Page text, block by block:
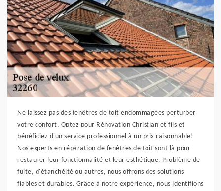
Ne laissez pas des fenêtres de toit endommagées perturber
votre confort. Optez pour Rénovation Christian et fils et
bénéficiez d'un service professionnel à un prix raisonnable!
Nos experts en réparation de fenêtres de toit sont là pour
restaurer leur fonctionnalité et leur esthétique. Problème de
fuite, d'étanchéité ou autres, nous offrons des solutions
fiables et durables. Grâce à notre expérience, nous identifions